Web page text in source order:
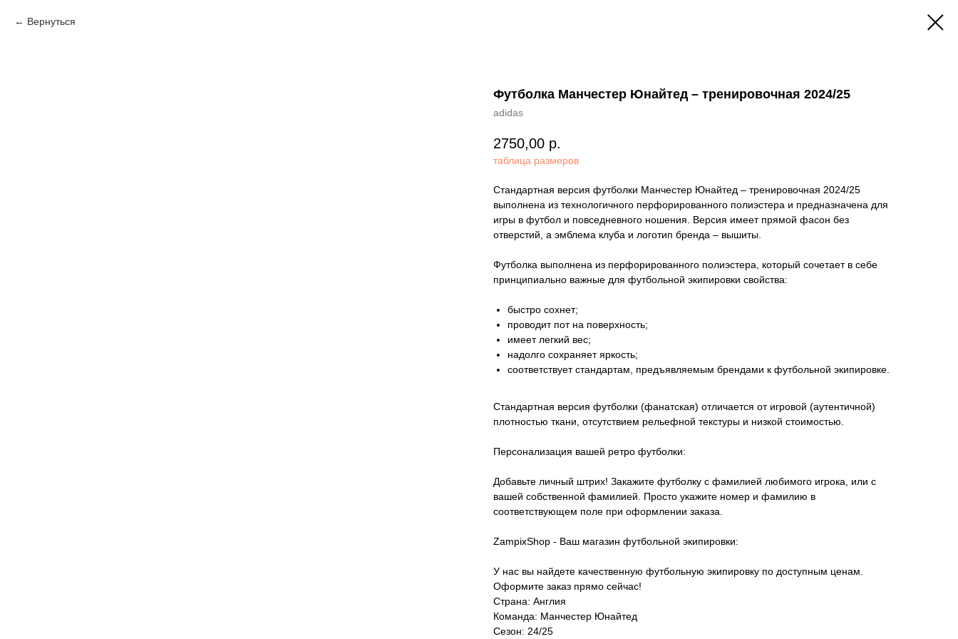
Вернуться
Футболка Манчестер Юнайтед – тренировочная 2024/25
adidas
2750,00 р.
таблица размеров
Стандартная версия футболки Манчестер Юнайтед – тренировочная 2024/25
выполнена из технологичного перфорированного полиэстера и предназначена для
игры в футбол и повседневного ношения. Версия имеет прямой фасон без
отверстий, а эмблема клуба и логотип бренда – вышиты.
Футболка выполнена из перфорированного полиэстера, который сочетает в себе
принципиально важные для футбольной экипировки свойства:
быстро сохнет;
проводит пот на поверхность;
имеет легкий вес;
надолго сохраняет яркость;
соответствует стандартам, предъявляемым брендами к футбольной экипировке.
Стандартная версия футболки (фанатская) отличается от игровой (аутентичной)
плотностью ткани, отсутствием рельефной текстуры и низкой стоимостью.
Персонализация вашей ретро футболки:
Добавьте личный штрих! Закажите футболку с фамилией любимого игрока, или с
вашей собственной фамилией. Просто укажите номер и фамилию в
соответствующем поле при оформлении заказа.
ZampixShop - Ваш магазин футбольной экипировки:
У нас вы найдете качественную футбольную экипировку по доступным ценам.
Оформите заказ прямо сейчас!
Страна: Англия
Команда: Манчестер Юнайтед
Сезон: 24/25